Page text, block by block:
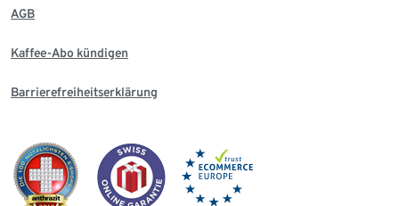
AGB
Kaffee-Abo kündigen
Barrierefreiheitserklärung